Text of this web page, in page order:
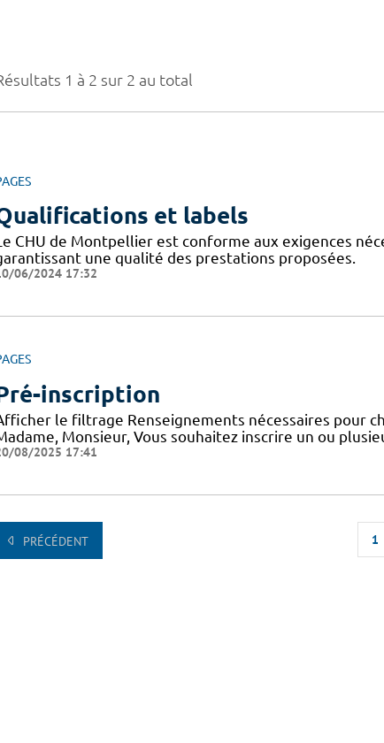
1 à 2 sur 2 au total
et labels
CHU de Montpellier est conforme aux exigences
une qualité des prestations proposées.
06/2024 17:32
inscription
le filtrage Renseignements nécessaires pour
Monsieur, Vous souhaitez inscrire un ou
08/2025 17:41
PRÉCÉDENT 1